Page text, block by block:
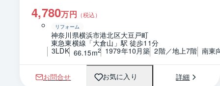
4,780万円 （税込）
リフォーム
神奈川県横浜市港北区大豆戸町
東急東横線「大倉山」駅 徒歩11分
3LDK 66.15m2 1979年10月築 2階／地上7階 南東
お問合せ お気に入り 詳細
1 / 0 間取り